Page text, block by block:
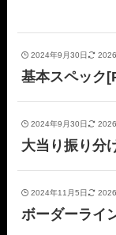
2024年9月30日
基本スペック
2024年9月30日
大当り振り分
2024年11月5日
ボーダーライ